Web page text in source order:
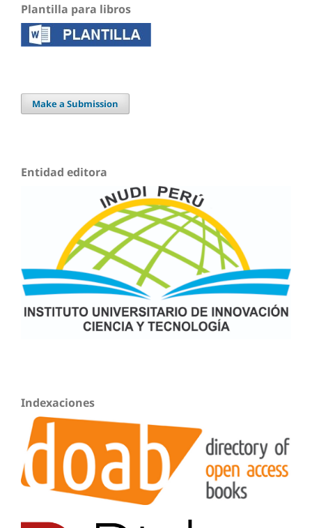
Plantilla para libros
Make a Submission
Entidad editora
Indexaciones